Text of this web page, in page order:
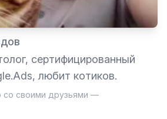
сертифицированный
любит котиков.
со своими друзьями —